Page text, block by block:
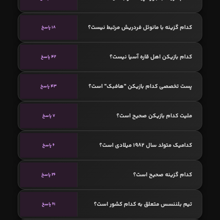
کدام گزینه با مانوئل فردریش مرتبط نیست؟ 18 پاسخ
کدام بازیکن اهل قاره آسیا نیست؟ 42 پاسخ
پست تخصصی کدام بازیکن "هافبک" است؟ 43 پاسخ
ملیت کدام بازیکن صحیح است؟ 7 پاسخ
کدامیک متولد سال 1982 میلادی است؟ 6 پاسخ
کدام گزینه صحیح است؟ 26 پاسخ
تیم بلننسس متعلق به کدام کشور است؟ 61 پاسخ